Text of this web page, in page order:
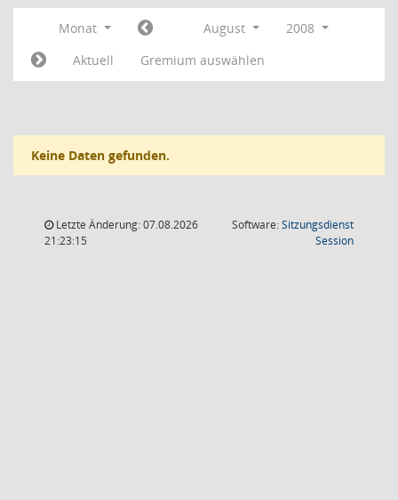
Monat August
2008
Aktuell
Gremium auswählen
Keine Daten gefunden.
Letzte Änderung: 07.08.2026
21:23:15
Software:Sitzungsdienst
Session(Wird in